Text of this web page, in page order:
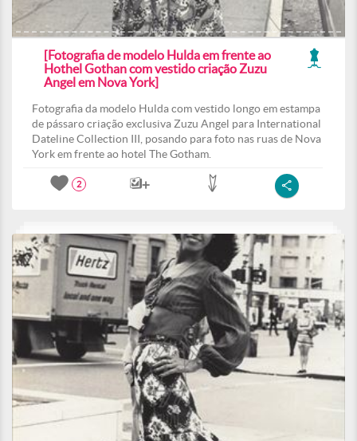
[Fotografia de modelo Hulda em frente ao
Hothel Gothan com vestido criação Zuzu
Angel em Nova York]
Fotografia da modelo Hulda com vestido longo em estampa
de pássaro criação exclusiva Zuzu Angel para International
Dateline Collection III, posando para foto nas ruas de Nova
York em frente ao hotel The Gotham.
2